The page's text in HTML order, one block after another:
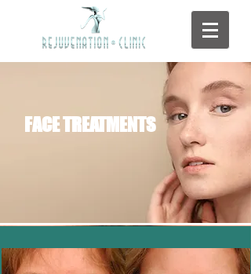
FACE TREATMENTS